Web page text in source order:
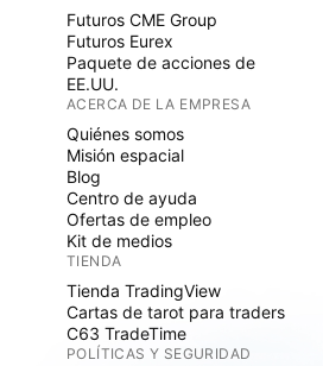
Futuros CME Group
Futuros Eurex
Paquete de acciones de
EE.UU.
ACERCA DE LA EMPRESA
Quiénes somos
Misión espacial
Blog
Centro de ayuda
Ofertas de empleo
Kit de medios
TIENDA
Tienda TradingView
Cartas de tarot para traders
C63 TradeTime
POLÍTICAS Y SEGURIDAD